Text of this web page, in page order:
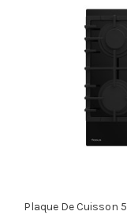
Plaque De Cuisson